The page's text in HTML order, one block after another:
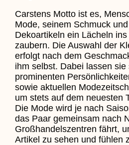
Carstens Motto ist es,
Mode, seinem Schmuck
Dekoartikeln ein Lächeln
zaubern. Die Auswahl der
erfolgt nach dem
ihm selbst. Dabei lassen sie
prominenten
sowie aktuellen
um stets auf dem neuesten
Die Mode wird je nach
das Paar gemeinsam nach
Großhandelszentren fährt,
Artikel zu sehen und fühlen